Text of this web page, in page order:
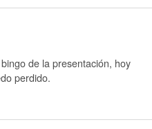
de la presentación, hoy
perdido.